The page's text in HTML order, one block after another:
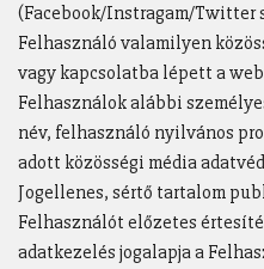
(Facebook/Instragam/Twitter
Felhasználó valamilyen
vagy kapcsolatba lépett a
Felhasználok alábbi
név, felhasználó nyilvános
adott közösségi média
Jogellenes, sértő tartalom
Felhasználót előzetes
adatkezelés jogalapja a